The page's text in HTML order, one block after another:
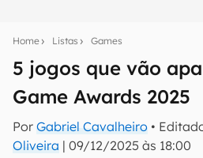
Home Listas Games
5 jogos que vão
Game Awards 2025
Por Gabriel Cavalheiro •
Oliveira | 09/12/2025 às 18:00
notícias e reviews sobre
E-mail